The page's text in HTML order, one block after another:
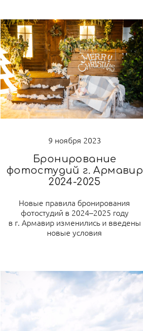
9 ноября 2023
Бронирование
фотостудий г. Армавир
2024-2025
Новые правила бронирования
фотостудий в 2024–2025 году
в г. Армавир изменились и введены
новые условия